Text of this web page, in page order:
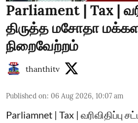
Parliament | Tax |
திருத்த மசோதா
நிறைவேற்றம்
thanthitv
Published on: 06 Aug 2026, 10:07 am
Parliamnet | Tax | வரிவிதிப்பு